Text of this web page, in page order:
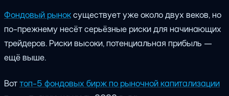
Фондовый рыноксуществует уже около двух веков, но
по-прежнему несёт серьёзные риски для начинающих
трейдеров. Риски высоки, потенциальная прибыль —
ещё выше.
Воттоп-5 фондовых бирж по рыночной капитализации